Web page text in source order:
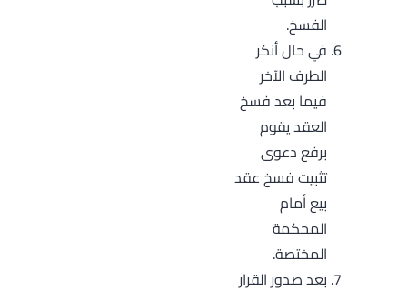
الفسخ.
في حال أنكر
الطرف الآخر
فيما بعد فسخ
العقد يقوم
برفع دعوى
تثبيت فسخ عقد
بيع أمام
المحكمة
المختصة.
بعد صدور القرار